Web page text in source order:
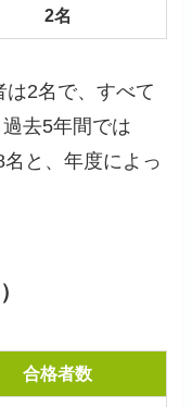
2名
2名で、すべて
去5年間では
と、年度によっ
合格者数